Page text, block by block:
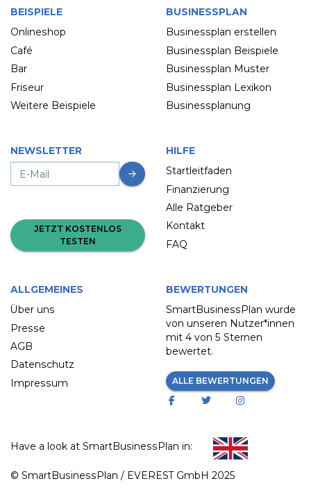
BEISPIELE
Onlineshop
Café
Bar
Friseur
Weitere Beispiele
BUSINESSPLAN
Businessplan erstellen
Businessplan Beispiele
Businessplan Muster
Businessplan Lexikon
Businessplanung
NEWSLETTER
JETZT KOSTENLOS
TESTEN
HILFE
Startleitfaden
Finanzierung
Alle Ratgeber
Kontakt
FAQ
ALLGEMEINES
Über uns
Presse
AGB
Datenschutz
Impressum
BEWERTUNGEN
SmartBusinessPlan wurde
von unseren Nutzer*innen
mit 4 von 5 Sternen
bewertet.
ALLE BEWERTUNGEN
© SmartBusinessPlan / EVEREST GmbH 2025
Have a look at SmartBusinessPlan in: